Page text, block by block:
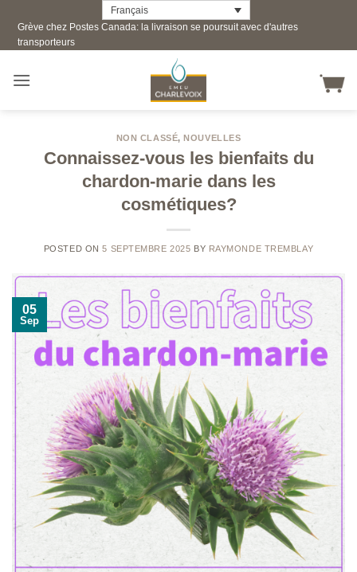
content
Français
Grève chez Postes Canada: la livraison se poursuit avec d'autres
transporteurs
NON CLASSÉ,NOUVELLES
Connaissez-vous les bienfaits du
chardon-marie dans les
cosmétiques?
POSTED ON5 SEPTEMBRE 2025 BY RAYMONDE TREMBLAY
05
Sep